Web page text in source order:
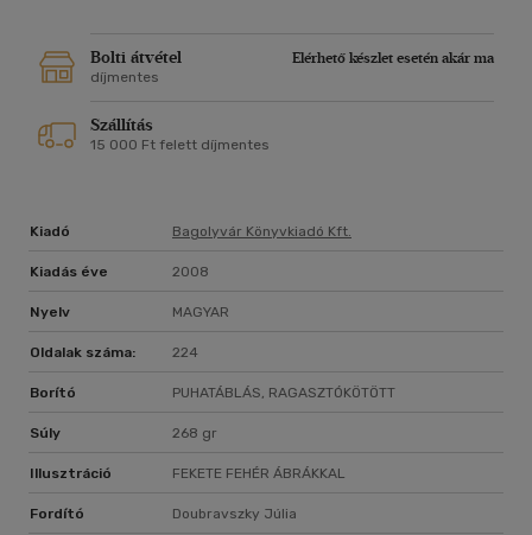
Bolti átvétel
Elérhető készlet esetén akár ma
díjmentes
Szállítás
15 000 Ft felett díjmentes
Kiadó Bagolyvár Könyvkiadó Kft.
Kiadás éve 2008
Nyelv MAGYAR
Oldalak száma: 224
Borító PUHATÁBLÁS, RAGASZTÓKÖTÖTT
Súly 268 gr
Illusztráció FEKETE FEHÉR ÁBRÁKKAL
Fordító Doubravszky Júlia